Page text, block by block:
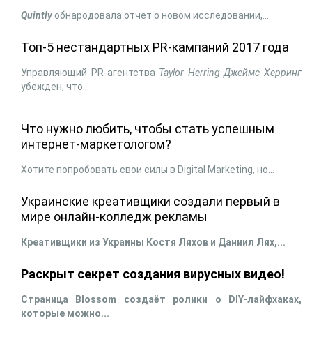
Quintly обнародовала отчет о новом исследовании,...
Топ-5 нестандартных PR-кампаний 2017 года
Управляющий PR-агентства Taylor Herring Джеймс Херринг
убежден, что...
Что нужно любить, чтобы стать успешным
интернет-маркетологом?
Хотите попробовать свои силы в Digital Marketing, но...
Украинские креативщики создали первый в
мире онлайн-колледж рекламы
Креативщики из Украины Костя Ляхов и Даниил Лях,...
Раскрыт секрет создания вирусных видео!
Страница Blossom создаёт ролики о DIY-лайфхаках,
которые можно...